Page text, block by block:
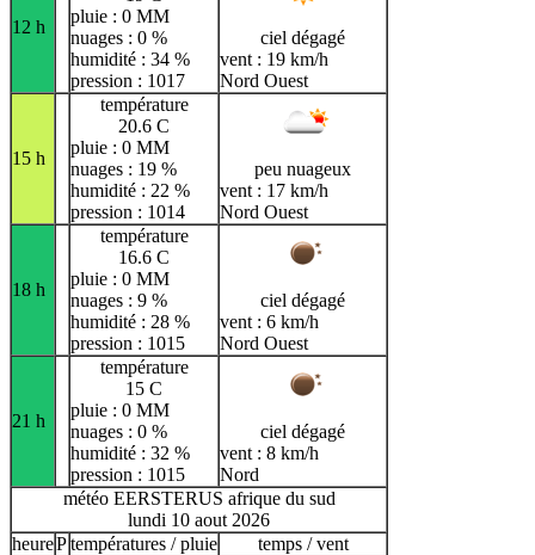
12 h
pluie : 0 MM
nuages : 0 %
humidité : 34 %
pression : 1017
ciel dégagé
vent : 19 km/h
Nord Ouest
15 h
température
20.6 C
pluie : 0 MM
nuages : 19 %
humidité : 22 %
pression : 1014
peu nuageux
vent : 17 km/h
Nord Ouest
18 h
température
16.6 C
pluie : 0 MM
nuages : 9 %
humidité : 28 %
pression : 1015
ciel dégagé
vent : 6 km/h
Nord Ouest
21 h
température
15 C
pluie : 0 MM
nuages : 0 %
humidité : 32 %
pression : 1015
ciel dégagé
vent : 8 km/h
Nord
météo EERSTERUS afrique du sud
lundi 10 aout 2026
heurePtempératures / pluie temps / vent